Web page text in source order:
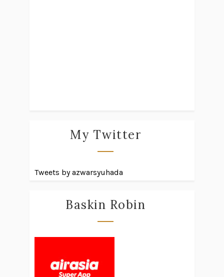
My Twitter
Tweets by azwarsyuhada
Baskin Robin